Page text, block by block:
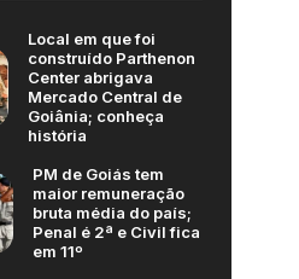
Local em que foi
construído Parthenon
Center abrigava
Mercado Central de
Goiânia; conheça
história
PM de Goiás tem
maior remuneração
bruta média do país;
Penal é 2ª e Civil fica
em 11º